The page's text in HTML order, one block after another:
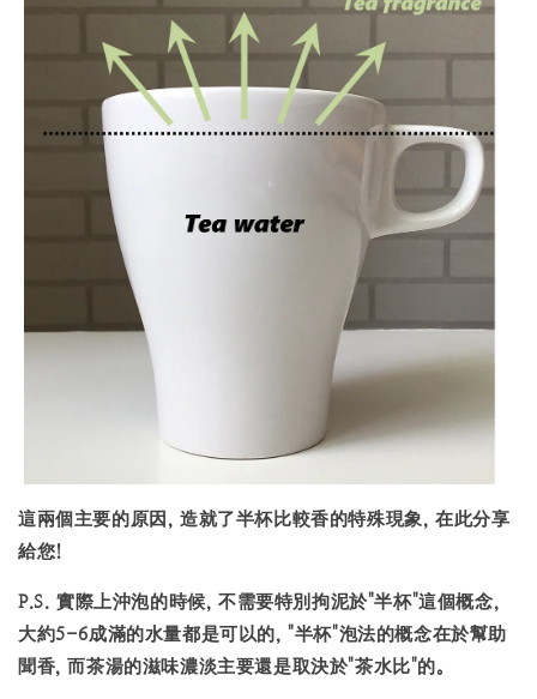
這兩個主要的原因, 造就了半杯比較香的特殊現象, 在此分享
給您!
P.S. 實際上沖泡的時候, 不需要特別拘泥於"半杯"這個概念,
大約5-6成滿的水量都是可以的, "半杯"泡法的概念在於幫助
聞香, 而茶湯的滋味濃淡主要還是取決於"茶水比"的。